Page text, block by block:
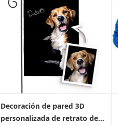
práctico para el hogar Hebilla
Dispositivo antiapertura
Decoración de pared 3D
personalizada de retrato de